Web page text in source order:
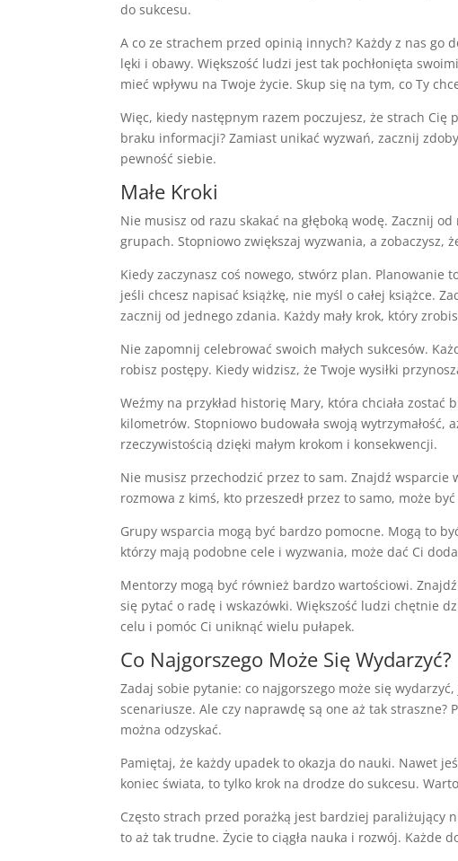
do sukcesu.
A co ze strachem przed opinią innych? Każdy z nas go
lęki i obawy. Większość ludzi jest tak pochłonięta
mieć wpływu na Twoje życie. Skup się na tym, co Ty
Więc, kiedy następnym razem poczujesz, że strach Cię
braku informacji? Zamiast unikać wyzwań, zacznij
pewność siebie.
Małe Kroki
Nie musisz od razu skakać na głęboką wodę. Zacznij
grupach. Stopniowo zwiększaj wyzwania, a zobaczysz,
Kiedy zaczynasz coś nowego, stwórz plan. Planowanie
jeśli chcesz napisać książkę, nie myśl o całej książce.
zacznij od jednego zdania. Każdy mały krok, który
Nie zapomnij celebrować swoich małych sukcesów.
robisz postępy. Kiedy widzisz, że Twoje wysiłki
Weźmy na przykład historię Mary, która chciała zostać
kilometrów. Stopniowo budowała swoją wytrzymałość,
rzeczywistością dzięki małym krokom i konsekwencji.
Nie musisz przechodzić przez to sam. Znajdź wsparcie
rozmowa z kimś, kto przeszedł przez to samo, może
Grupy wsparcia mogą być bardzo pomocne. Mogą to
którzy mają podobne cele i wyzwania, może dać Ci
Mentorzy mogą być również bardzo wartościowi.
się pytać o radę i wskazówki. Większość ludzi chętnie
celu i pomóc Ci uniknąć wielu pułapek.
Co Najgorszego Może Się Wydarzyć?
Zadaj sobie pytanie: co najgorszego może się
scenariusze. Ale czy naprawdę są one aż tak
można odzyskać.
Pamiętaj, że każdy upadek to okazja do nauki. Nawet
koniec świata, to tylko krok na drodze do sukcesu.
Często strach przed porażką jest bardziej paraliżujący
to aż tak trudne. Życie to ciągła nauka i rozwój. Każde